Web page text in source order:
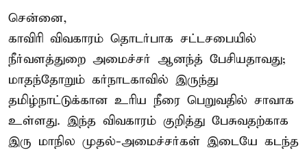
சென்னை,
காவிரி விவகாரம் தொடர்பாக சட்டசபையில்
நீர்வளத்துறை அமைச்சர் ஆனந்த் பேசியதாவது;
மாதந்தோறும் கர்நாடகாவில் இருந்து
தமிழ்நாட்டுக்கான உரிய நீரை பெறுவதில் சாவாக
உள்ளது. இந்த விவகாரம் குறித்து பேசுவதற்காக
இரு மாநில முதல்-அமைச்சர்கள் இடையே கடந்த